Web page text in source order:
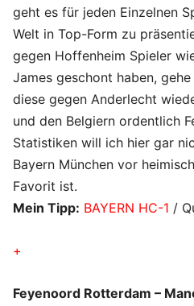
geht es für jeden Einzelnen
Welt in Top-Form zu
gegen Hoffenheim Spieler
James geschont haben,
diese gegen Anderlecht
und den Belgiern ordentlich
Statistiken will ich hier gar
Bayern München vor
Favorit ist.
Mein Tipp: BAYERN HC-1 /
+
Feyenoord Rotterdam –